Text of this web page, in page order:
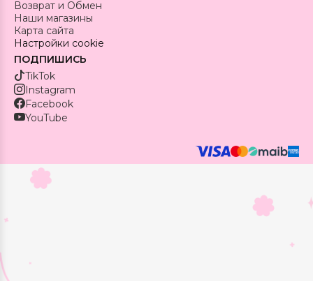
Возврат и Обмен
Наши магазины
Карта сайта
Настройки cookie
ПОДПИШИСЬ
TikTok
Instagram
Facebook
YouTube